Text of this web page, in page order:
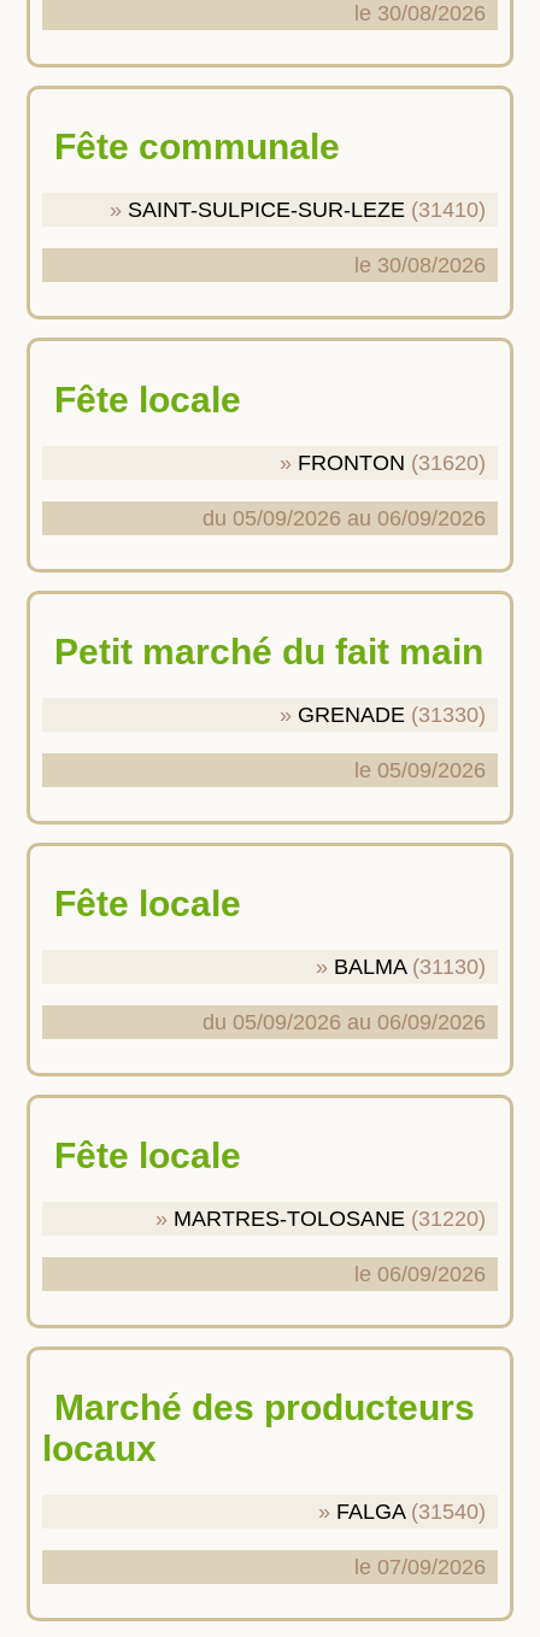
le 30/08/2026
Fête communale
SAINT-SULPICE-SUR-LEZE (31410)
le 30/08/2026
Fête locale
FRONTON (31620)
du 05/09/2026 au 06/09/2026
Petit marché du fait main
GRENADE (31330)
le 05/09/2026
Fête locale
BALMA(31130)
du 05/09/2026 au 06/09/2026
Fête locale
MARTRES-TOLOSANE (31220)
le 06/09/2026
Marché des producteurs
locaux
FALGA(31540)
le 07/09/2026